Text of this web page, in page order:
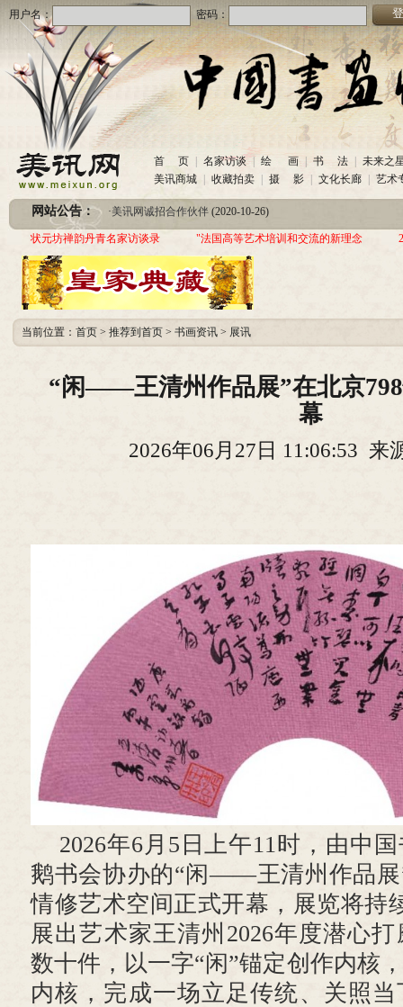
用户名： 密码：
首 页 名家访谈 绘 画 书 法
未来之
美讯商城
收藏拍卖 摄 影 文化长廊 艺术
网站公告：
·美讯网诚招合作伙伴(2020-10-26)
· 中国书画收藏频道服务咨询热线 (2020-06-26)
圆梦助学 爱心传递—中国当代实力派书画家作品交流展暨三年帮助100位贫困儿童行动
·美讯网诚招合作伙伴 (2020-10-26)
·中国书画收藏频道服务咨询热线(2020-06-26)
· 圆梦助学 爱心传递—中国当代实力派书画家作品交流展暨三年帮助100位贫困儿童行动
状元坊禅韵丹青名家访谈录 "法国高等艺术培训和交流的新理念
当前位置： 首页 > 推荐到首页 > 书画资讯 > 展讯
“闲——王清州作品展”在北京
幕
2026年06月27日 11:06:53 来
2026年6月5日上午11时，由中
鹅书会协办的“闲——王清州作品展
情修艺术空间正式开幕，展览将持
展出艺术家王清州2026年度潜心
数十件，以一字“闲”锚定创作内核
内核，完成一场立足传统、关照